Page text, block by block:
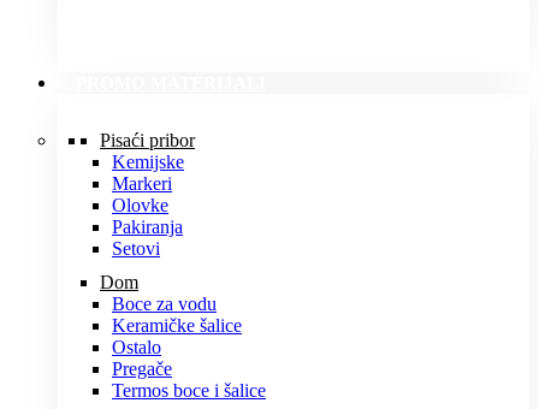
Pisaći pribor
Kemijske
Markeri
Olovke
Pakiranja
Setovi
Dom
Boce za vodu
Keramičke šalice
Ostalo
Pregače
Termos boce i šalice